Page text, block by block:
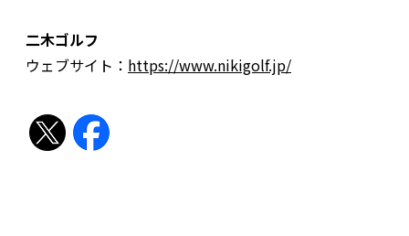
二木ゴルフ
ウェブサイト： https://www.nikigolf.jp/